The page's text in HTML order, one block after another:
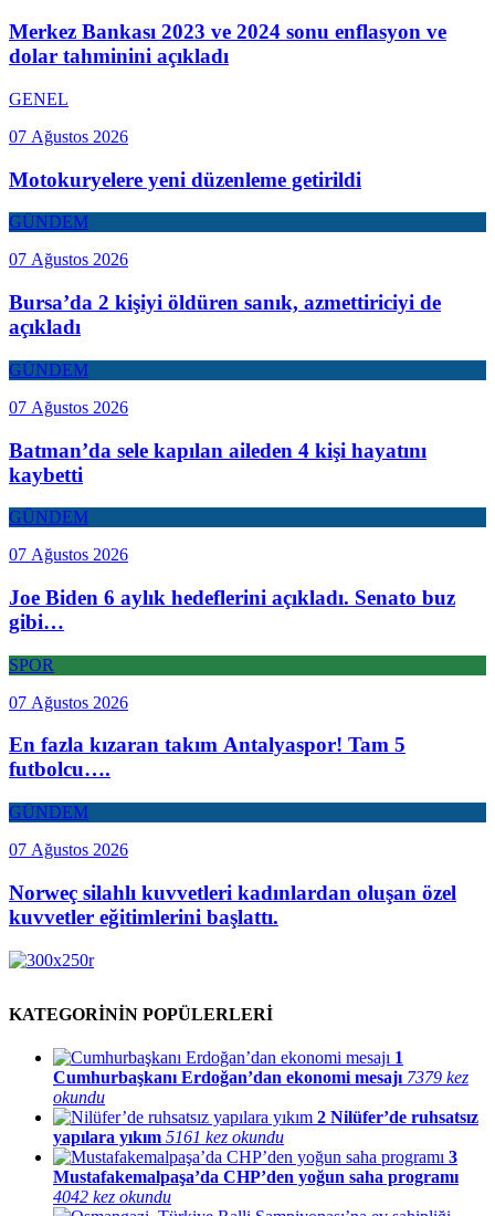
Merkez Bankası 2023 ve 2024 sonu enflasyon ve
dolar tahminini açıkladı
GENEL
07 Ağustos 2026
Motokuryelere yeni düzenleme getirildi
GÜNDEM
07 Ağustos 2026
Bursa’da 2 kişiyi öldüren sanık, azmettiriciyi de
açıkladı
GÜNDEM
07 Ağustos 2026
Batman’da sele kapılan aileden 4 kişi hayatını
kaybetti
GÜNDEM
07 Ağustos 2026
Joe Biden 6 aylık hedeflerini açıkladı. Senato buz
gibi…
SPOR
07 Ağustos 2026
En fazla kızaran takım Antalyaspor! Tam 5
futbolcu….
GÜNDEM
07 Ağustos 2026
Norweç silahlı kuvvetleri kadınlardan oluşan özel
kuvvetler eğitimlerini başlattı.
KATEGORİNİN POPÜLERLERİ
1
Cumhurbaşkanı Erdoğan’dan ekonomi mesajı 7379 kez
okundu
2 Nilüfer’de ruhsatsız
yapılara yıkım 5161 kez okundu
3
Mustafakemalpaşa’da CHP’den yoğun saha programı
4042 kez okundu